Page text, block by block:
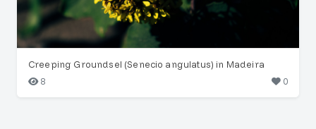
Creeping Groundsel (Senecio angulatus) in Madeira
8
0